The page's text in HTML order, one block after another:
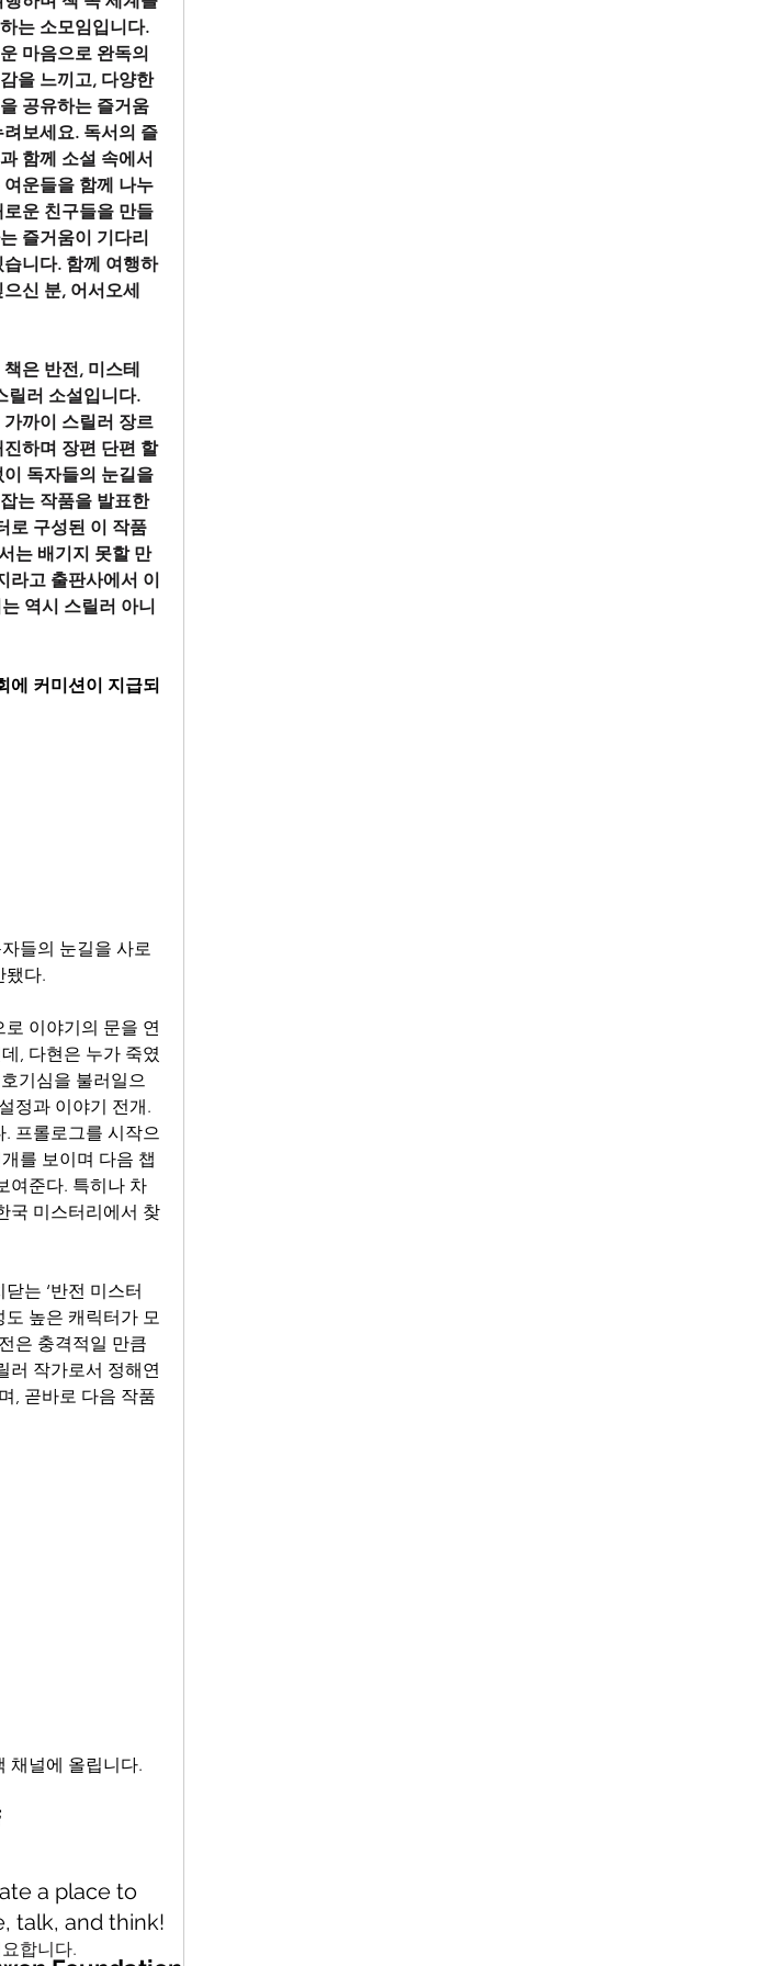
는 소모임입니다.
마음으로 완독의
을 느끼고, 다양한
공유하는 즐거움
려보세요. 독서의 즐
함께 소설 속에서
여운들을 함께 나누
로운 친구들을 만들
즐거움이 기다리
습니다. 함께 여행하
신 분, 어서오세
은 반전, 미스테
릴러 소설입니다.
가까이 스릴러 장르
진하며 장편 단편 할
이 독자들의 눈길을
는 작품을 발표한
로 구성된 이 작품
는 배기지 못할 만
고 출판사에서 이
역시 스릴러 아니
에 커미션이 지급되
들의 눈길을 사로
됐다.
로 이야기의 문을 연
, 다현은 누가 죽였
기심을 불러일으
정과 이야기 전개.
. 프롤로그를 시작으
를 보이며 다음 챕
여준다. 특히나 차
국 미스터리에서 찾
는 ‘반전 미스터
도 높은 캐릭터가 모
은 충격적일 만큼
러 작가로서 정해연
, 곧바로 다음 작품
채널에 올립니다.
합니다.
a place to
talk, and think!